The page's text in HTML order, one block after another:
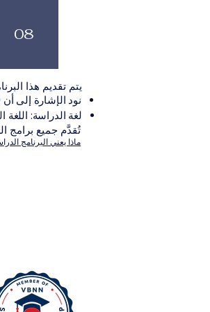
08
يتم تقديم هذا
نود الإشارة إلى أن 89٪ من الطلاب ينهون البرنامج ضمن المدة الزمنية المتوقعة.
لغة الدراسة: اللغة
تُقدَّم جميع برامج
ماذا يعني البرنامج